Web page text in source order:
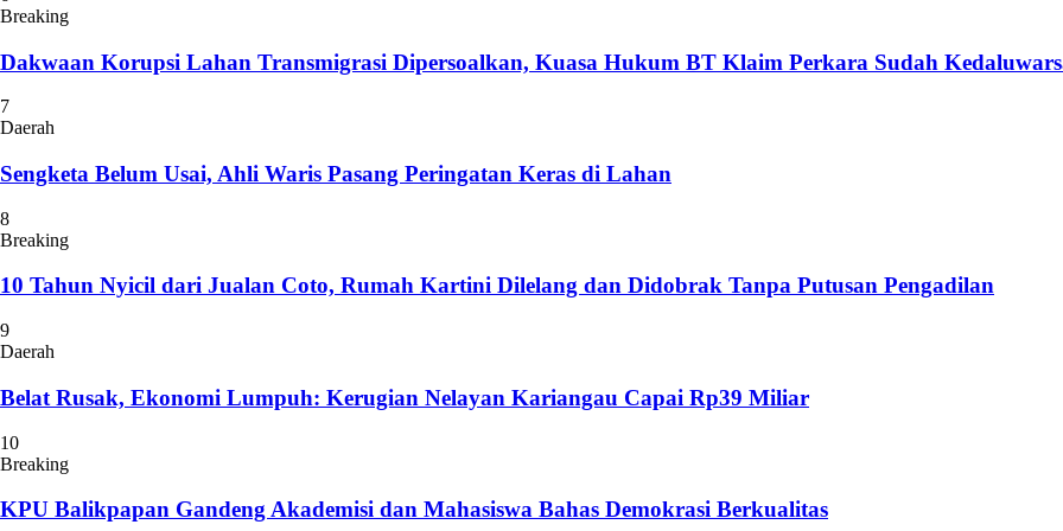
Breaking
Dakwaan Korupsi Lahan Transmigrasi Dipersoalkan, Kuasa Hukum BT Klaim Perkara Sudah
7
Daerah
Sengketa Belum Usai, Ahli Waris Pasang Peringatan Keras di Lahan
8
Breaking
10 Tahun Nyicil dari Jualan Coto, Rumah Kartini Dilelang dan Didobrak Tanpa Putusan Pengadilan
9
Daerah
Belat Rusak, Ekonomi Lumpuh: Kerugian Nelayan Kariangau Capai Rp39 Miliar
10
Breaking
KPU Balikpapan Gandeng Akademisi dan Mahasiswa Bahas Demokrasi Berkualitas